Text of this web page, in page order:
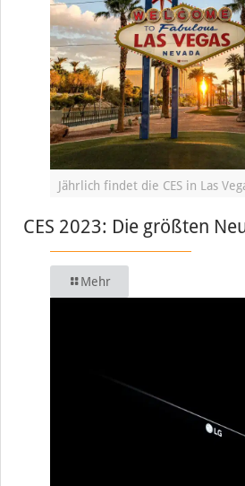
Jährlich findet die CES in Las
CES 2023: Die größten
Mehr